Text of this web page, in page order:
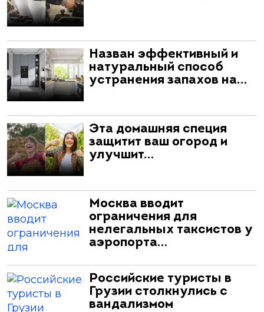
Назван эффективный и
натуральный способ
устранения запахов на…
Эта домашняя специя
защитит ваш огород и
улучшит…
Москва вводит
ограничения для
нелегальных таксистов у
аэропорта…
Российские туристы в
Грузии столкнулись с
вандализмом